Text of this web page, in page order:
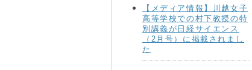
【メディア情報】川越女子
高等学校での村下教授の特
別講義が日経サイエンス
（2月号）に掲載されまし
た